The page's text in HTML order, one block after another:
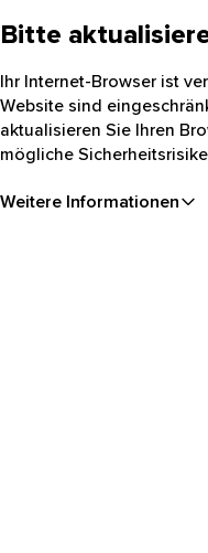
Bitte
Ihr Internet-Browser ist
Website sind
aktualisieren Sie Ihren
mögliche
Weitere Informationen